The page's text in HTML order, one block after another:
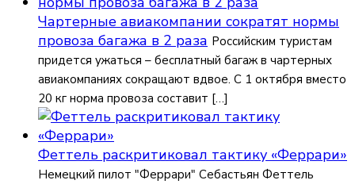
Чартерные авиакомпании сократят нормы
провоза багажа в 2 раза Российским туристам
придется ужаться – бесплатный багаж в чартерных
авиакомпаниях сокращают вдвое. С 1 октября вместо
20 кг норма провоза составит […]
Феттель раскритиковал тактику «Феррари»
Немецкий пилот "Феррари" Себастьян Феттель